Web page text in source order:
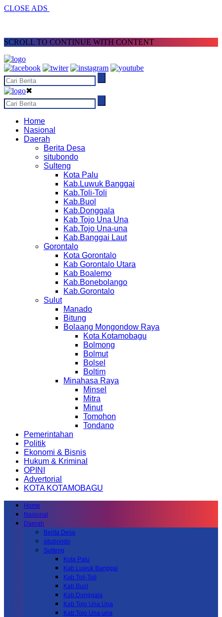
CLOSE ADS
SCROLL TO CONTINUE WITH CONTENT
✖
Home
Nasional
Daerah
Berita Desa
situbondo
Sulteng
Kota Palu
Kab.Luwuk Banggai
Kab.Toli-Toli
Kab.Buol
Kab.Donggala
Kab Tojo Una Una
Kab.Tojo Una-una
Kab.Banggai Laut
Gorontalo
Kota Gorontalo
Kab Gorontalo Utara
Kab Boalemo
Kab.Bonebolango
Kab.Gorontalo
Sulut
Manado
Bitung
Bolaang Mongondow Raya
Kota Kotamobagu
Bolmong
Bolmut
Bolsel
Boltim
Minahasa Raya
Minsel
Mitra
Minut
Tomohon
Tondano
Pemerintahan
Politik
Ekonomi & Bisnis
Hukum & Kriminal
OPINI
Advertorial
KOTA KOTAMOBAGU
Home
Nasional
Daerah
Berita Desa
situbondo
Sulteng
Kota Palu
Kab.Luwuk Banggai
Kab.Toli-Toli
Kab.Buol
Kab.Donggala
Kab Tojo Una Una
Kab.Tojo Una-una